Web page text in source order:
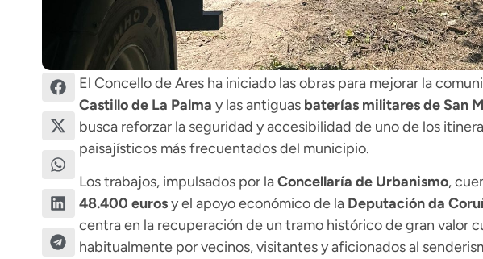
El Concello de Ares ha iniciado las obras para mejorar la
Castillo de La Palma y las antiguas baterías militares de San
busca reforzar la seguridad y accesibilidad de uno de los
paisajísticos más frecuentados del municipio.
Los trabajos, impulsados por laConcellaría de Urbanismo,
48.400 eurosy el apoyo económico de la Deputación da
centra en la recuperación de un tramo histórico de gran valor
habitualmente por vecinos, visitantes y aficionados al